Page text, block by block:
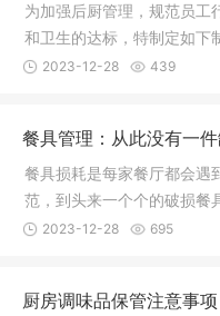
为加强后厨管理，规范员工
和卫生的达标，特制定如下
冰箱、
2023-12-28 439
餐具管理：从此没有一件
餐具损耗是每家餐厅都会遇
范，到头来一个个的破损餐
爱惜，到
2023-12-28 695
厨房调味品保管注意事